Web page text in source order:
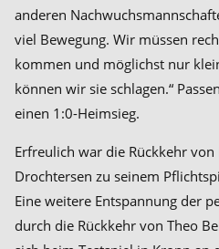
anderen
viel Bewegung. Wir müssen
kommen und möglichst nur
können wir sie schlagen.“
einen 1:0-Heimsieg.
Erfreulich war die Rückkehr
Drochtersen zu seinem
Eine weitere Entspannung der
durch die Rückkehr von Theo